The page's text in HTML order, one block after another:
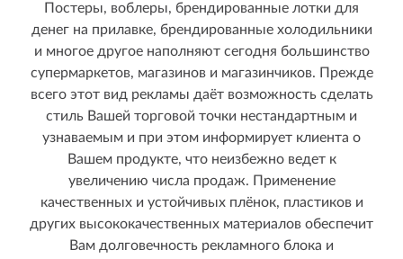
Постеры, воблеры, брендированные лотки для
денег на прилавке, брендированные холодильники
и многое другое наполняют сегодня большинство
супермаркетов, магазинов и магазинчиков. Прежде
всего этот вид рекламы даёт возможность сделать
стиль Вашей торговой точки нестандартным и
узнаваемым и при этом информирует клиента о
Вашем продукте, что неизбежно ведет к
увеличению числа продаж. Применение
качественных и устойчивых плёнок, пластиков и
других высококачественных материалов обеспечит
Вам долговечность рекламного блока и